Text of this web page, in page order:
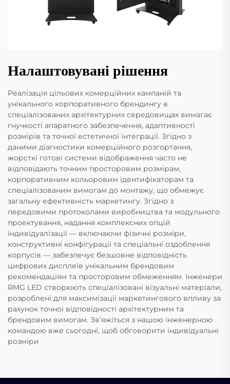
Налаштовувані рішення
Реалізація цільових комерційних кампаній та
унікального корпоративного брендингу в
спеціалізованих архітектурних середовищах вимагає
гнучкості апаратного забезпечення, адаптивності
розмірів та точної естетичної інтеграції. Згідно з
даними діагностики комерційного розгортання,
жорсткі готові системи відображення часто не
відповідають точним просторовим розмірам,
корпоративним кольоровим ідентифікаторам та
спеціалізованим вимогам до монтажу, що обмежує
загальну ефективність маркетингу. Згідно з
передовими протоколами виробництва та модульного
проектування, надання комплексних опцій
індивідуалізації — включаючи фізичні розміри,
конструктивні конфігурації та спеціальні оздоблення
корпусів — забезпечує безшовне відповідність
цифрових дисплеїв унікальним брендовим
рекомендаціям та просторовим обмеженням. Інженери
RMG LED створюють спеціалізовані візуальні матеріали,
розроблені для максимізації маркетингового впливу за
рахунок точної відповідності архітектурним та
брендовим вимогам. Зв’яжіться з нашою інженерною
командою вже сьогодні, щоб обговорити індивідуальні
розміри